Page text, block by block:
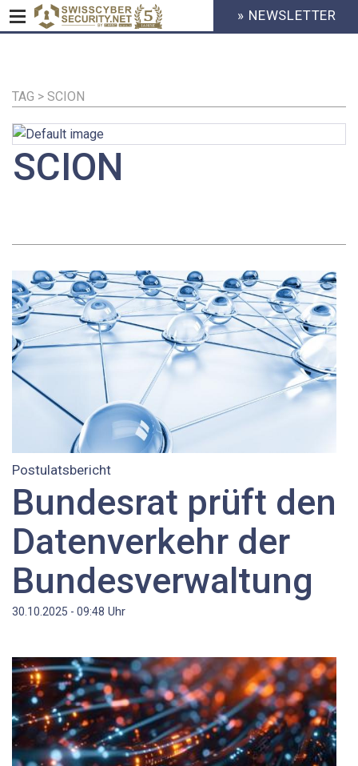
Inhalt
HEADER
MENU
» NEWSLETTER
TAG > SCION
SCION
Postulatsbericht
Bundesrat prüft den
Datenverkehr der
Bundesverwaltung
30.10.2025 - 09:48 Uhr